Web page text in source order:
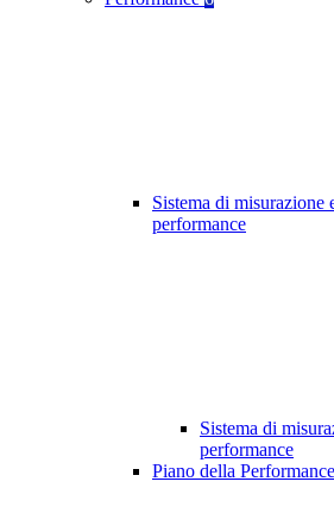
Sistema di misurazione
performance
Sistema di
performance
Piano della Performance